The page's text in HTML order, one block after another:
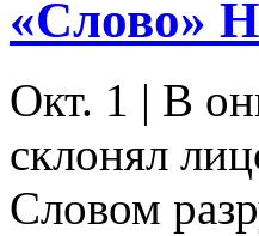
«Слово»
Окт. 1 | В
склонял
Словом